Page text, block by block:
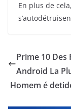
En plus de
Prime 10
Android La
Homem é